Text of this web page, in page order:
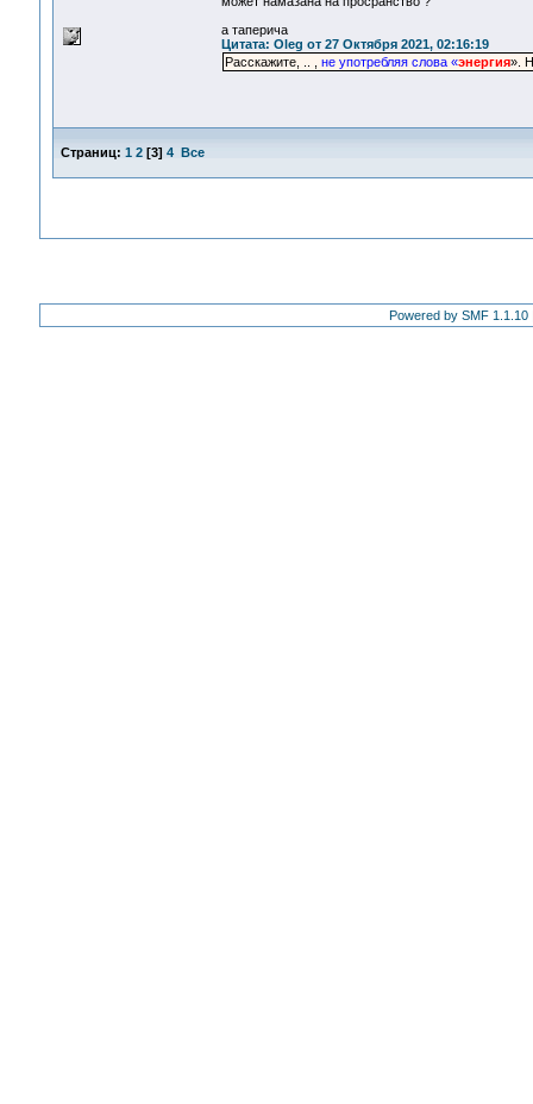
а таперича
Цитата: Oleg от 27 Октября 2021, 02:16:19
Расскажите, .. , не употребляя слова «энергия».
Страниц: 1 2[3] 4 Все
Powered by SMF 1.1.10